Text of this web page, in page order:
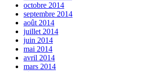
octobre 2014
septembre 2014
août 2014
juillet 2014
juin 2014
mai 2014
avril 2014
mars 2014